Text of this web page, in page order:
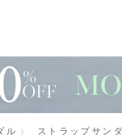
ル ストラップサン